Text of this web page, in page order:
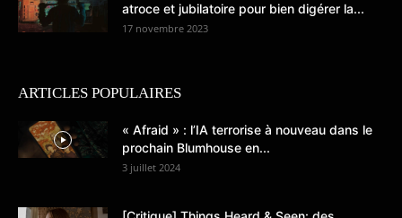
atroce et jubilatoire pour bien digérer la...
17 novembre 2023
ARTICLES POPULAIRES
« Afraid » : l’IA terrorise à nouveau dans le
prochain Blumhouse en...
3 juillet 2024